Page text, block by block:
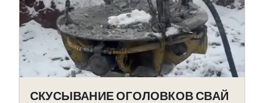
СКУСЫВАНИЕ ОГОЛОВКОВ СВАЙ